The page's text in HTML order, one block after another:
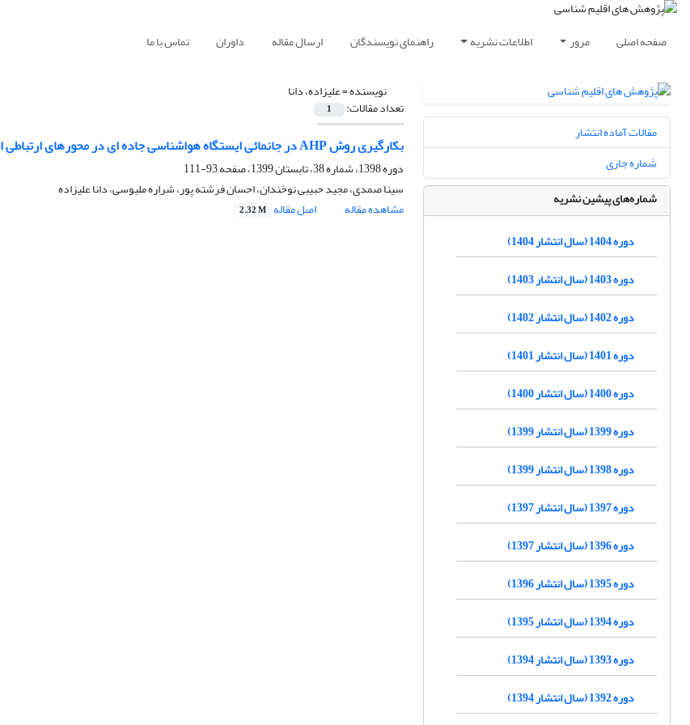
صفحه اصلی مرور اطلاعات نشریه راهنمای نویسندگان ارسال مقاله داوران تماس با ما
نویسنده =علیزاده، دانا
تعداد مقالات: 1
بکارگیری روش AHP در جانمائی ایستگاه هواشناسی جاده ای در محورهای ارتباطی استان خراسان رضوی
دوره 1398، شماره 38، تابستان 1399، صفحه
93-111
سینا صمدی، مجید حبیبی نوخندان، احسان فرشته پور، شراره ملبوسی، دانا علیزاده
مشاهده مقاله
اصل مقاله 2.32 M
مقالات آماده انتشار
شماره جاری
شماره‌های پیشین نشریه
دوره 1404 (سال انتشار 1404)
دوره 1403 (سال انتشار 1403)
دوره 1402 (سال انتشار 1402)
دوره 1401 (سال انتشار 1401)
دوره 1400 (سال انتشار 1400)
دوره 1399 (سال انتشار 1399)
دوره 1398 (سال انتشار 1399)
دوره 1397 (سال انتشار 1397)
دوره 1396 (سال انتشار 1397)
دوره 1395 (سال انتشار 1396)
دوره 1394 (سال انتشار 1395)
دوره 1393 (سال انتشار 1394)
دوره 1392 (سال انتشار 1394)